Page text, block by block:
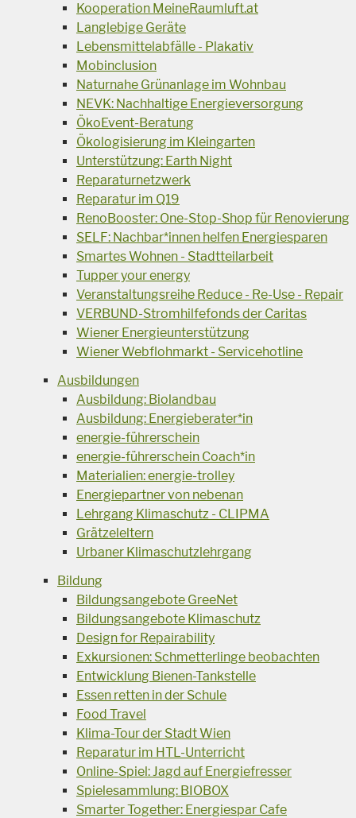
Kooperation MeineRaumluft.at
Langlebige Geräte
Lebensmittelabfälle - Plakativ
Mobinclusion
Naturnahe Grünanlage im Wohnbau
NEVK: Nachhaltige Energieversorgung
ÖkoEvent-Beratung
Ökologisierung im Kleingarten
Unterstützung: Earth Night
Reparaturnetzwerk
Reparatur im Q19
RenoBooster: One-Stop-Shop für Renovierung
SELF: Nachbar*innen helfen Energiesparen
Smartes Wohnen - Stadtteilarbeit
Tupper your energy
Veranstaltungsreihe Reduce - Re-Use - Repair
VERBUND-Stromhilfefonds der Caritas
Wiener Energieunterstützung
Wiener Webflohmarkt - Servicehotline
Ausbildungen
Ausbildung: Biolandbau
Ausbildung: Energieberater*in
energie-führerschein
energie-führerschein Coach*in
Materialien: energie-trolley
Energiepartner von nebenan
Lehrgang Klimaschutz - CLIPMA
Grätzeleltern
Urbaner Klimaschutzlehrgang
Bildung
Bildungsangebote GreeNet
Bildungsangebote Klimaschutz
Design for Repairability
Exkursionen: Schmetterlinge beobachten
Entwicklung Bienen-Tankstelle
Essen retten in der Schule
Food Travel
Klima-Tour der Stadt Wien
Reparatur im HTL-Unterricht
Online-Spiel: Jagd auf Energiefresser
Spielesammlung: BIOBOX
Smarter Together: Energiespar Cafe